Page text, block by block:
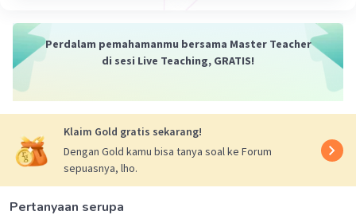
besar, seperti Jakarta, Surabaya, Medan, dan
Perdalam pemahamanmu bersama Master Teacher
di sesi Live Teaching, GRATIS!
Klaim Gold gratis sekarang!
Dengan Gold kamu bisa tanya soal ke Forum
sepuasnya, lho.
Pertanyaan serupa